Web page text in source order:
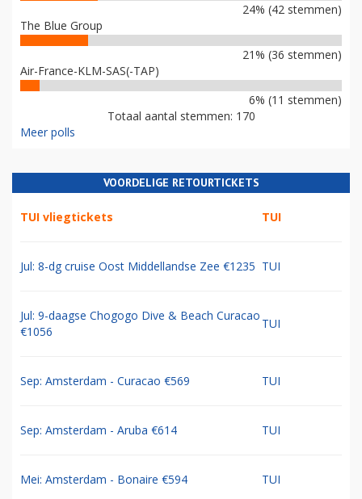
24% (42 stemmen)
The Blue Group
21% (36 stemmen)
Air-France-KLM-SAS(-TAP)
6% (11 stemmen)
Totaal aantal stemmen: 170
Meer polls
VOORDELIGE RETOURTICKETS
TUI vliegtickets TUI
Jul: 8-dg cruise Oost Middellandse Zee €1235 TUI
Jul: 9-daagse Chogogo Dive & Beach Curacao
€1056
TUI
Sep: Amsterdam - Curacao €569 TUI
Sep: Amsterdam - Aruba €614 TUI
Mei: Amsterdam - Bonaire €594 TUI